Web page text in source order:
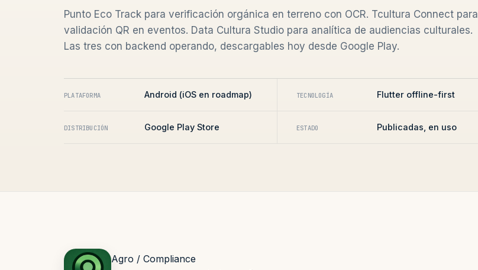
Punto Eco Track para verificación orgánica en terreno con OCR. Tcultura Connect para
validación QR en eventos. Data Cultura Studio para analítica de audiencias culturales.
Las tres con backend operando, descargables hoy desde Google Play.
PLATAFORMA Android (iOS en roadmap) TECNOLOGÍA Flutter offline-first
DISTRIBUCIÓN Google Play Store ESTADO Publicadas, en uso
Agro / Compliance